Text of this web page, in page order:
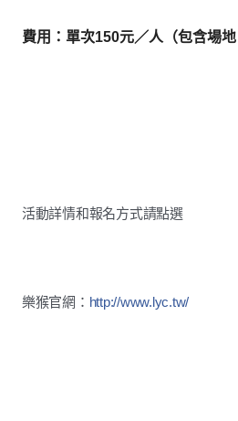
費用：單次150元／人（包含場地
活動詳情和報名方式請點選
樂猴官網： http://www.lyc.tw/